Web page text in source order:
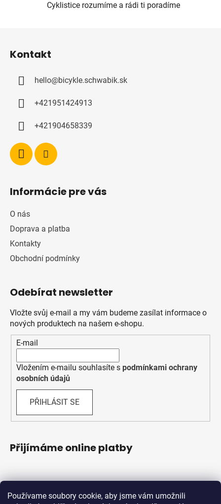
Používame soubory cookie, aby jsme vám umožnili
i
Cyklistice rozumíme a rádi ti poradíme
Kontakt
hello@bicykle.schwabik.sk
+421951424913
+421904658339
Informácie pre vás
O nás
Doprava a platba
Kontakty
Obchodní podmínky
Odebírat newsletter
Vložte svůj e-mail a my vám budeme zasílat informace o
nových produktech na našem e-shopu.
E-mail
Vložením e-mailu souhlasíte s podmínkami ochrany
osobních údajů
PŘIHLÁSIT SE
Přijímáme online platby